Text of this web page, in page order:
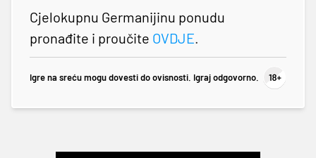
Cjelokupnu Germanijinu ponudu
pronađite i proučite OVDJE.
Igre na sreću mogu dovesti do ovisnosti. Igraj odgovorno.